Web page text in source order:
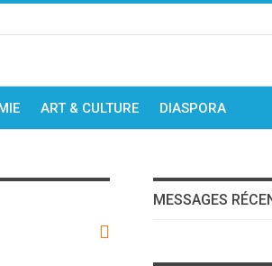
ART & CULTURE DIASPORA
MESSAGES